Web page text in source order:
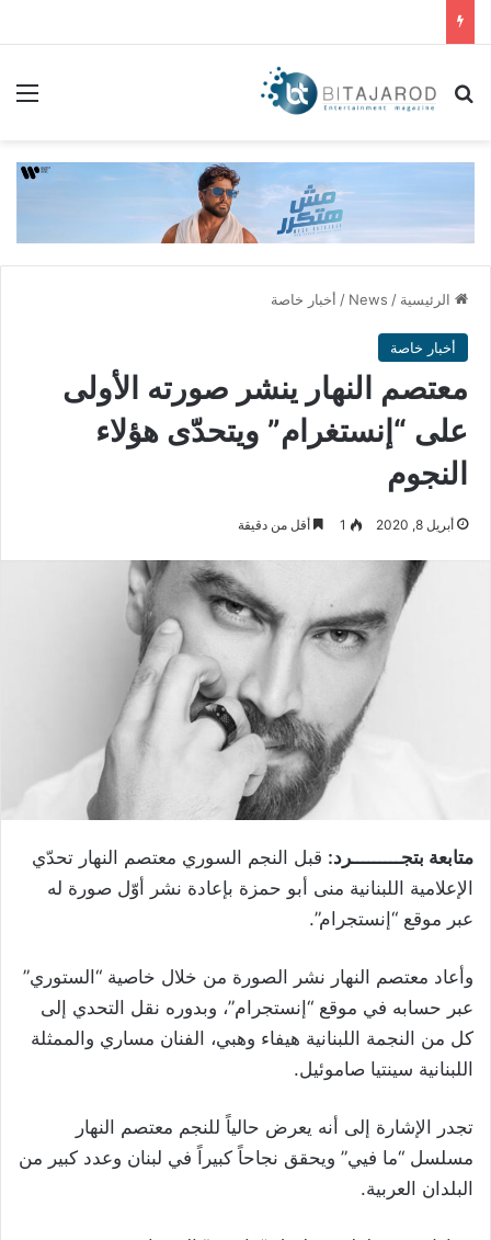
بحث عن
الرئيسية /
News
/ أخبار خاصة
أخبار خاصة
معتصم النهار ينشر صورته الأولى
على “إنستغرام” ويتحدّى هؤلاء
النجوم
أبريل 8, 2020 1 أقل من دقيقة
متابعة بتجـــــــــرد: قبل النجم السوري معتصم النهار تحدّي
الإعلامية اللبنانية منى أبو حمزة بإعادة نشر أوّل صورة له
عبر موقع “إنستجرام”.
وأعاد معتصم النهار نشر الصورة من خلال خاصية “الستوري”
عبر حسابه في موقع “إنستجرام”، وبدوره نقل التحدي إلى
كل من النجمة اللبنانية هيفاء وهبي، الفنان مساري والممثلة
اللبنانية سينتيا صاموئيل.
تجدر الإشارة إلى أنه يعرض حالياً للنجم معتصم النهار
مسلسل “ما فيي” ويحقق نجاحاً كبيراً في لبنان وعدد كبير من
البلدان العربية.